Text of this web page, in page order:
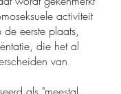
activiteit
eerste plaats,
die het al
van